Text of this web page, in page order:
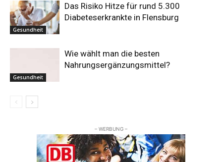
Gesundheit
Das Risiko Hitze für rund 5.300
Diabeteserkrankte in Flensburg
Gesundheit
Wie wählt man die besten
Nahrungsergänzungsmittel?
– WERBUNG –